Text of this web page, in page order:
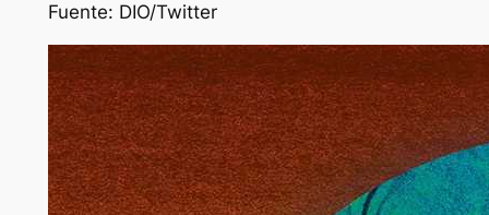
Fuente: DIO/Twitter